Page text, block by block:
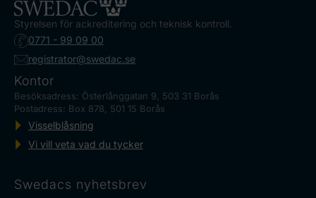
Styrelsen för ackreditering och teknisk kontroll.
0771 - 99 09 00
registrator@swedac.se
Kontor
Besöksadress: Österlånggatan 9, 503 31 Borås
Postadress: Box 878, 501 15 Borås
Visselblåsning
Vi vill veta vad du tycker
Swedacs nyhetsbrev